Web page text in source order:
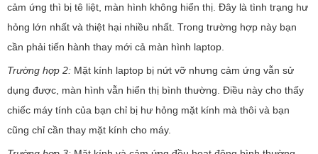
cảm ứng thì bị tê liệt, màn hình không hiển thị. Đây là tình trạng hư
hỏng lớn nhất và thiệt hại nhiều nhất. Trong trường hợp này bạn
cần phải tiến hành thay mới cả màn hình laptop.
Trường hợp 2: Mặt kính laptop bị nứt vỡ nhưng cảm ứng vẫn sử
dụng được, màn hình vẫn hiển thị bình thường. Điều này cho thấy
chiếc máy tính của bạn chỉ bị hư hỏng mặt kính mà thôi và bạn
cũng chỉ cần thay mặt kính cho máy.